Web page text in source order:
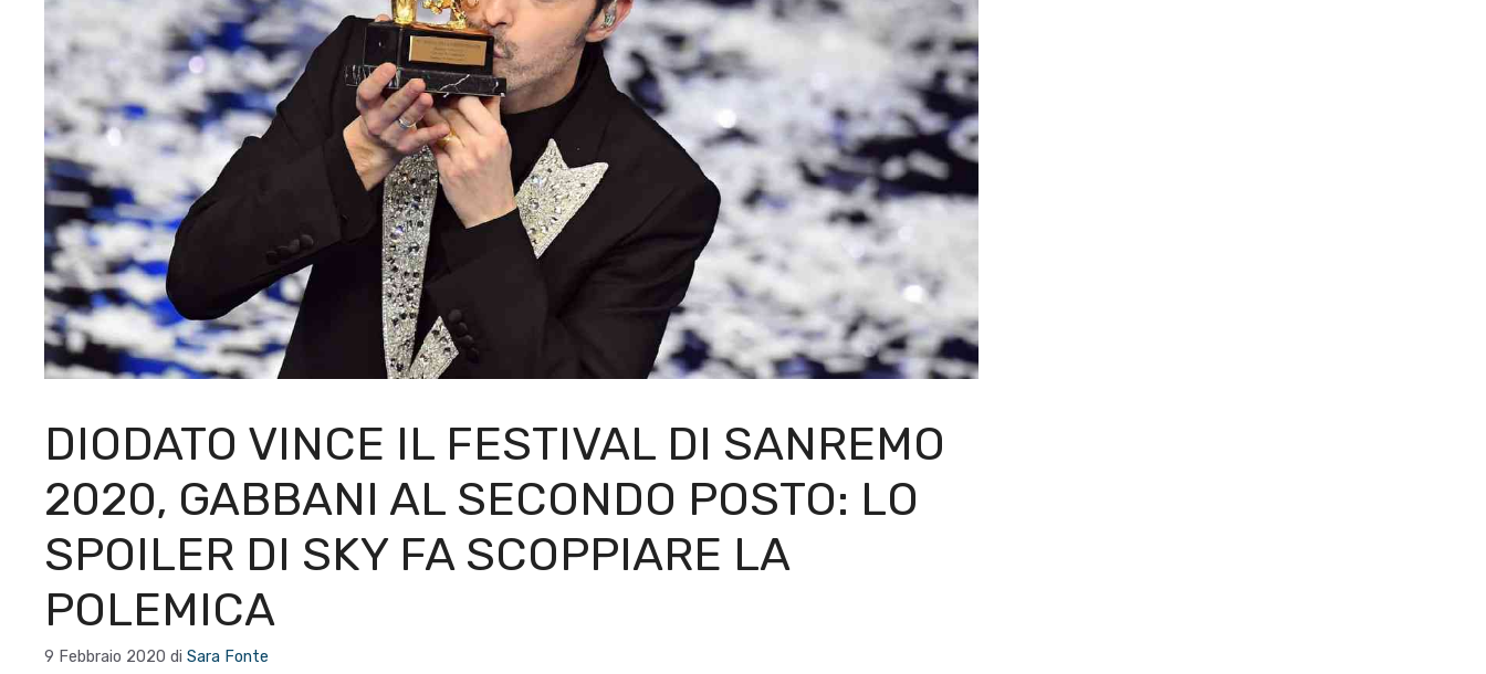
DIODATO VINCE IL FESTIVAL DI SANREMO
2020, GABBANI AL SECONDO POSTO: LO
SPOILER DI SKY FA SCOPPIARE LA
POLEMICA
9 Febbraio 2020 di Sara Fonte